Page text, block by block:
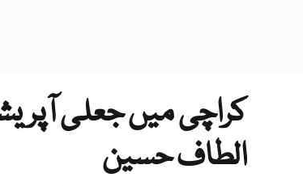
کراچی میں جعلی
الطاف حسین